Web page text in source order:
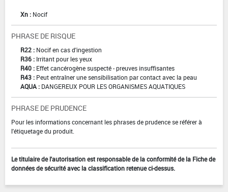
Xn : Nocif
PHRASE DE RISQUE
R22 : Nocif en cas d'ingestion
R36 : Irritant pour les yeux
R40 : Effet cancérogène suspecté - preuves insuffisantes
R43 : Peut entraîner une sensibilisation par contact avec la peau
AQUA : DANGEREUX POUR LES ORGANISMES AQUATIQUES
PHRASE DE PRUDENCE
Pour les informations concernant les phrases de prudence se référer à
l'étiquetage du produit.
Le titulaire de l'autorisation est responsable de la conformité de la Fiche de
données de sécurité avec la classification retenue ci-dessus.